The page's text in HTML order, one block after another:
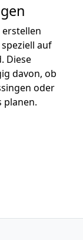
auf
Diese
davon, ob
oder
planen.